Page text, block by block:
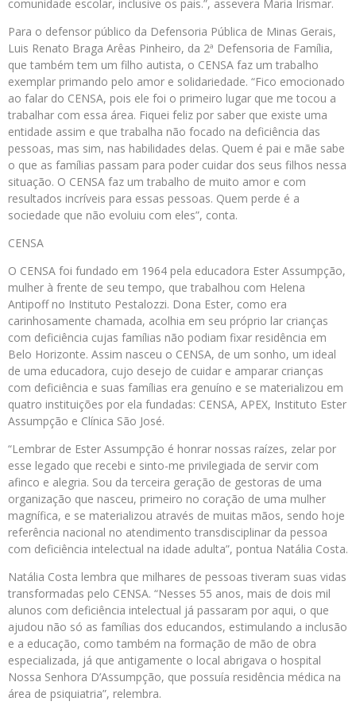
comunidade escolar, inclusive os pais.”, assevera Maria Irismar.
Para o defensor público da Defensoria Pública de Minas Gerais,
Luis Renato Braga Arêas Pinheiro, da 2ª Defensoria de Família,
que também tem um filho autista, o CENSA faz um trabalho
exemplar primando pelo amor e solidariedade. “Fico emocionado
ao falar do CENSA, pois ele foi o primeiro lugar que me tocou a
trabalhar com essa área. Fiquei feliz por saber que existe uma
entidade assim e que trabalha não focado na deficiência das
pessoas, mas sim, nas habilidades delas. Quem é pai e mãe sabe
o que as famílias passam para poder cuidar dos seus filhos nessa
situação. O CENSA faz um trabalho de muito amor e com
resultados incríveis para essas pessoas. Quem perde é a
sociedade que não evoluiu com eles”, conta.
CENSA
O CENSA foi fundado em 1964 pela educadora Ester Assumpção,
mulher à frente de seu tempo, que trabalhou com Helena
Antipoff no Instituto Pestalozzi. Dona Ester, como era
carinhosamente chamada, acolhia em seu próprio lar crianças
com deficiência cujas famílias não podiam fixar residência em
Belo Horizonte. Assim nasceu o CENSA, de um sonho, um ideal
de uma educadora, cujo desejo de cuidar e amparar crianças
com deficiência e suas famílias era genuíno e se materializou em
quatro instituições por ela fundadas: CENSA, APEX, Instituto Ester
Assumpção e Clínica São José.
“Lembrar de Ester Assumpção é honrar nossas raízes, zelar por
esse legado que recebi e sinto-me privilegiada de servir com
afinco e alegria. Sou da terceira geração de gestoras de uma
organização que nasceu, primeiro no coração de uma mulher
magnífica, e se materializou através de muitas mãos, sendo hoje
referência nacional no atendimento transdisciplinar da pessoa
com deficiência intelectual na idade adulta”, pontua Natália Costa.
Natália Costa lembra que milhares de pessoas tiveram suas vidas
transformadas pelo CENSA. “Nesses 55 anos, mais de dois mil
alunos com deficiência intelectual já passaram por aqui, o que
ajudou não só as famílias dos educandos, estimulando a inclusão
e a educação, como também na formação de mão de obra
especializada, já que antigamente o local abrigava o hospital
Nossa Senhora D’Assumpção, que possuía residência médica na
área de psiquiatria”, relembra.